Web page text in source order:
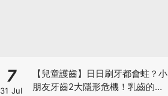
7
31 Jul
【兒童護齒】日日刷牙都會蛀？小
朋友牙齒2大隱形危機！乳齒的琺